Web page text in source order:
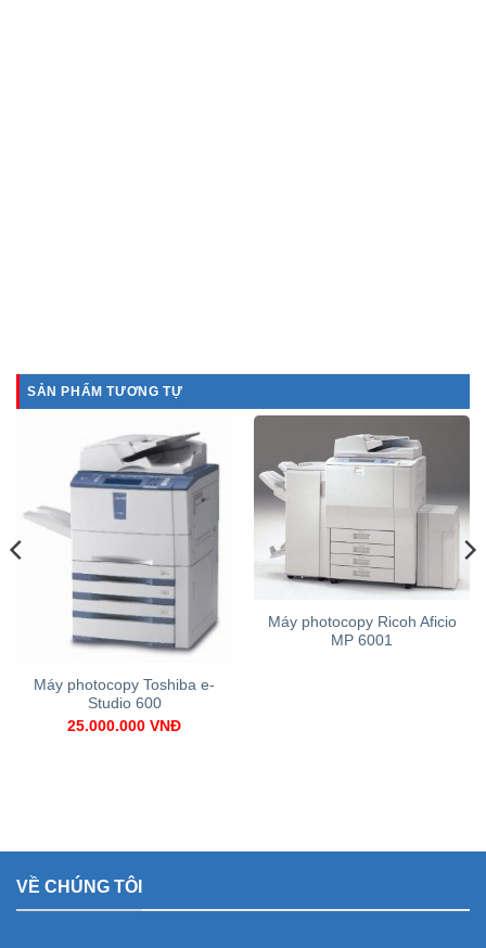
SẢN PHẨM TƯƠNG TỰ
Máy photocopy Toshiba e-
Studio 600
25.000.000 VNĐ
Máy photocopy Ricoh Aficio
MP 6001
VỀ CHÚNG TÔI